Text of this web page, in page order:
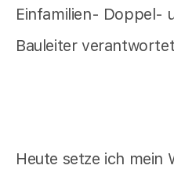
Einfamilien- Doppel-
Bauleiter
Heute setze ich mein